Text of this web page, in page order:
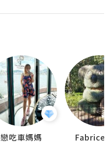
戀吃車媽媽 Fabrice